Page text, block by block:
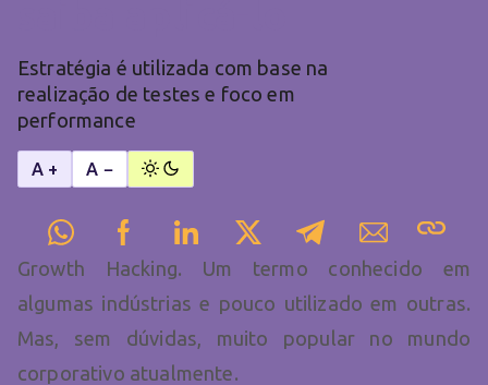
Estratégia é utilizada com base na
realização de testes e foco em
performance
A + A −
Growth Hacking. Um termo conhecido em
algumas indústrias e pouco utilizado em outras.
Mas, sem dúvidas, muito popular no mundo
corporativo atualmente.